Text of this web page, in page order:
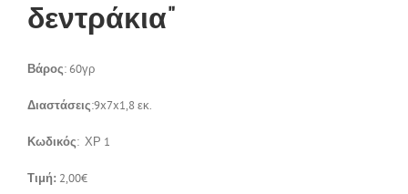
δεντράκια”
Βάρος: 60γρ
Διαστάσεις:9x7x1,8 εκ.
Κωδικός: ΧΡ 1
Τιμή: 2,00€